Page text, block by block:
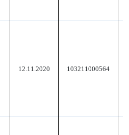
12.11.2020 103211000564